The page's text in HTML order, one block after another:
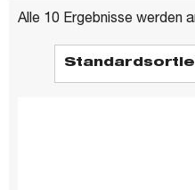
Alle 10 Ergebnisse werden